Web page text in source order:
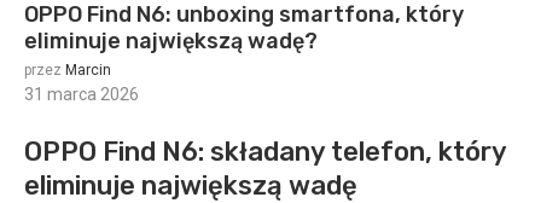
OPPO Find N6: unboxing smartfona, który
eliminuje największą wadę?
przez Marcin
31 marca 2026
OPPO Find N6: składany telefon, który
eliminuje największą wadę